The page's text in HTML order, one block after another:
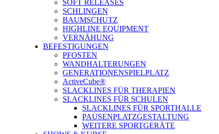
SOFT RELEASES
SCHLINGEN
BAUMSCHUTZ
HIGHLINE EQUIPMENT
VERNÄHUNG
BEFESTIGUNGEN
PFOSTEN
WANDHALTERUNGEN
GENERATIONENSPIELPLATZ
ActiveCube®
SLACKLINES FÜR THERAPIEN
SLACKLINES FÜR SCHULEN
SLACKLINES FÜR SPORTHALLE
PAUSENPLATZGESTALTUNG
WEITERE SPORTGERÄTE